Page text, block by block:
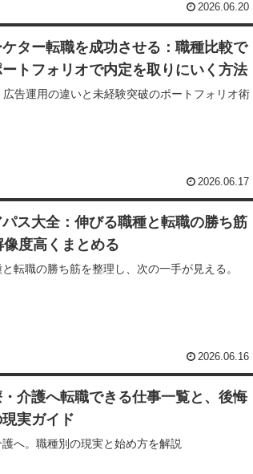
2026.06.20
ター転職を成功させる：職種比較で
トフォリオで内定を取りにいく方法
告運用の違いと未経験突破のポートフォリオ術
2026.06.17
ス大全：伸びる職種と転職の勝ち筋
像度高くまとめる
転職の勝ち筋を整理し、次の一手が見える。
2026.06.16
介護へ転職できる仕事一覧と、後悔
実ガイド
へ。職種別の現実と始め方を解説